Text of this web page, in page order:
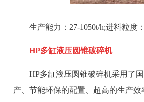
生产能力：27-1050t/h;进料粒度
HP多缸液压圆锥破碎机
HP多缸液压圆锥破碎机采用了
产、节能环保的配置、超高的生产